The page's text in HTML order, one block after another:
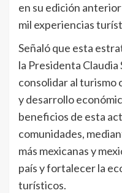
en su edición
mil experiencias
Señaló que esta
la Presidenta Claudia
consolidar al turismo
y desarrollo
beneficios de esta
comunidades,
más mexicanas y
país y fortalecer la
turísticos.